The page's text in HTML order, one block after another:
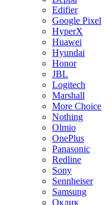
Edifier
Google Pixel
HyperX
Huawei
Hyundai
Honor
JBL
Logitech
Marshall
More Choice
Nothing
Olmio
OnePlus
Panasonic
Redline
Sony
Sennheiser
Samsung
Оклик